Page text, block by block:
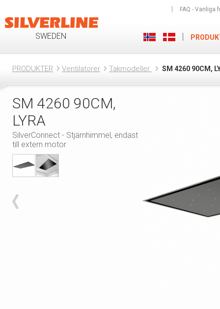
PRODUKTER Ventilatorer Takmodeller SM 4260 90CM,
SM 4260 90CM,
LYRA
SilverConnect - Stjärnhimmel, endast
till extern motor
FAQ - Vanliga
SWEDEN